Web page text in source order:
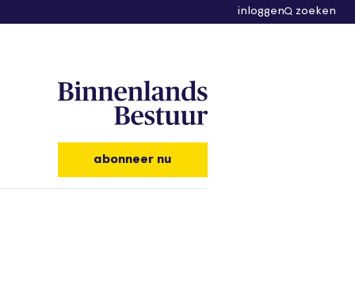
inloggen zoeken
abonneer nu